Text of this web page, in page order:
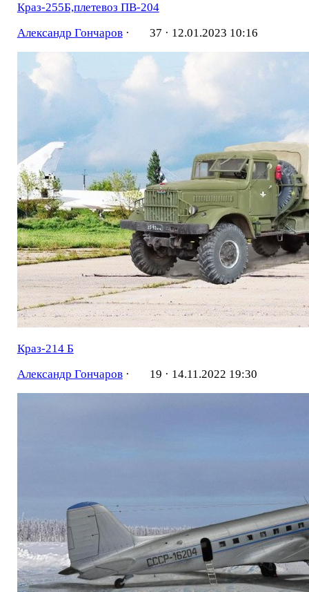
Краз-255Б,плетевоз ПВ-204
Александр Гончаров· 37 · 12.01.2023 10:16
Краз-214 Б
Александр Гончаров· 19 · 14.11.2022 19:30